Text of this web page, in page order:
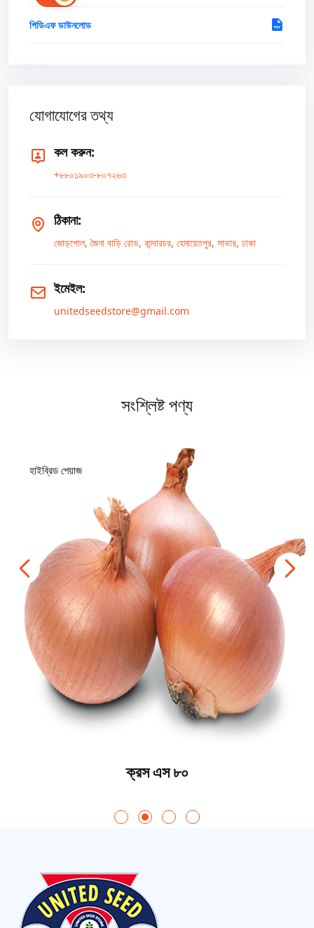
পিডিএফ ডাউনলোড
যোগাযোগের তথ্য
কল করুন:
+৮৮০১৯০৩-৮০৭২৬৩
ঠিকানা:
জোড়পোল, জৈনা বাড়ি রোড, কান্দারচর, হেমায়েতপুর, সাভার, ঢাকা
ইমেইল:
unitedseedstore@gmail.com
সংশ্লিষ্ট পণ্য
হাইব্রিড পেয়াজ
ক্রস এস ৮০